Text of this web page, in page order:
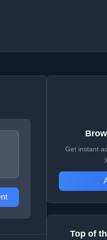
Get instant
Top of